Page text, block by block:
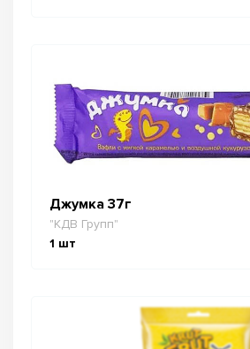
Джумка 37г
"КДВ Групп"
1 шт